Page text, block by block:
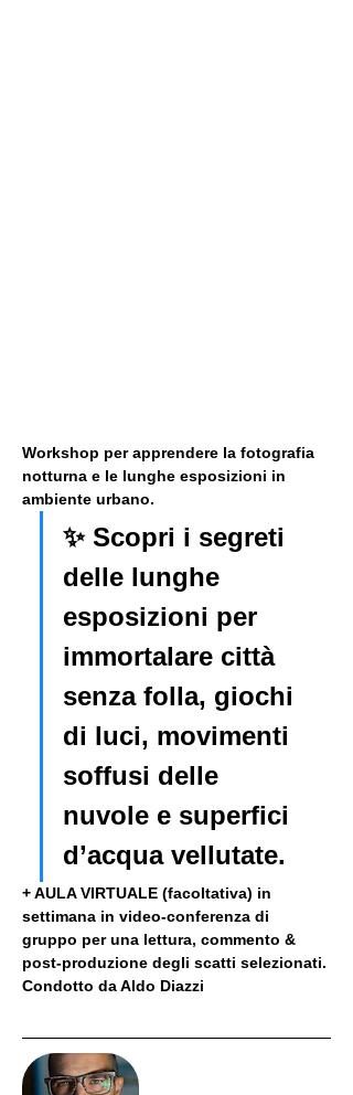
Workshop per apprendere la fotografia
notturna e le lunghe esposizioni in
ambiente urbano.
✨ Scopri i segreti
delle lunghe
esposizioni per
immortalare città
senza folla, giochi
di luci, movimenti
soffusi delle
nuvole e superfici
d’acqua vellutate.
+ AULA VIRTUALE (facoltativa) in
settimana in video-conferenza di
gruppo per una lettura, commento &
post-produzione degli scatti selezionati.
Condotto da Aldo Diazzi